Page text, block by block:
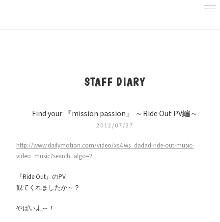
STAFF DIARY
Find your 『mission passion』 ～Ride Out PV編～
2012/07/27
http://www.dailymotion.com/video/xs4iws_dadad-ride-out-music-
video_music?search_algo=2
『Ride Out』のPV
観てくれましたか～？
やばいよ～！